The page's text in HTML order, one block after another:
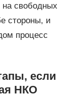
свободных
стороны, и
процесс
если
НКО